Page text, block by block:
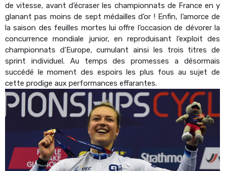
de vitesse, avant d’écraser les championnats de France en y
glanant pas moins de sept médailles d’or ! Enfin, l’amorce de
la saison des feuilles mortes lui offre l’occasion de dévorer la
concurrence mondiale junior, en reproduisant l’exploit des
championnats d’Europe, cumulant ainsi les trois titres de
sprint individuel. Au temps des promesses a désormais
succédé le moment des espoirs les plus fous au sujet de
cette prodige aux performances effarantes.